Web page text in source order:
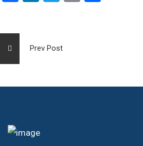
Prev Post